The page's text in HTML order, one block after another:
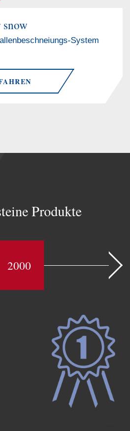
System
Produkte
2000